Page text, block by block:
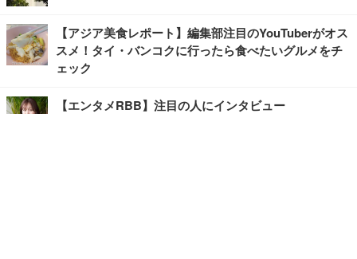
【アジア美食レポート】編集部注目のYouTuberがオス
スメ！タイ・バンコクに行ったら食べたいグルメをチ
ェック
【エンタメRBB】注目の人にインタビュー